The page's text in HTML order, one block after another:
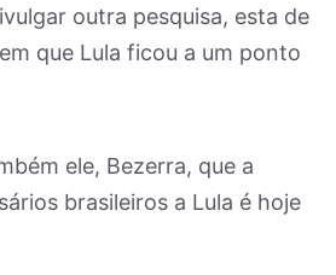
outra pesquisa, esta de
que Lula ficou a um ponto
ele, Bezerra, que a
brasileiros a Lula é hoje